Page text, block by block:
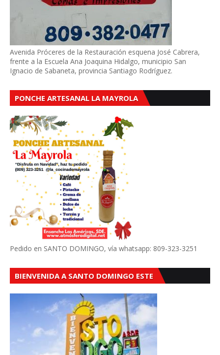
Avenida Próceres de la Restauración esquena José Cabrera,
frente a la Escuela Ana Joaquina Hidalgo, municipio San
Ignacio de Sabaneta, provincia Santiago Rodríguez.
PONCHE ARTESANAL LA MAYROLA
Pedido en SANTO DOMINGO, vía whatsapp: 809-323-3251
BIENVENIDA A SANTO DOMINGO ESTE